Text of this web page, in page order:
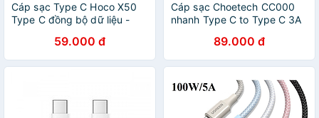
Cáp sạc Type C Hoco X50
Type C đồng bộ dữ liệu -
59.000 đ
Cáp sạc Choetech CC000
nhanh Type C to Type C 3A
89.000 đ